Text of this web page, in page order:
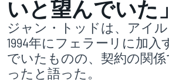
いと望んでいた」
ジャン・トッドは、アイ
1994年にフェラーリに加入
でいたものの、契約の関
ったと語った。